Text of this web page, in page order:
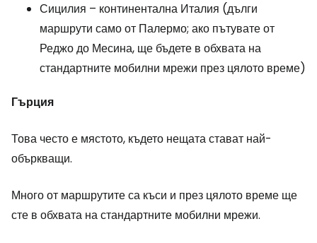
Сицилия – континентална Италия (дълги
маршрути само от Палермо; ако пътувате от
Реджо до Месина, ще бъдете в обхвата на
стандартните мобилни мрежи през цялото време)
Гърция
Това често е мястото, където нещата стават най-
объркващи.
Много от маршрутите са къси и през цялото време ще
сте в обхвата на стандартните мобилни мрежи.